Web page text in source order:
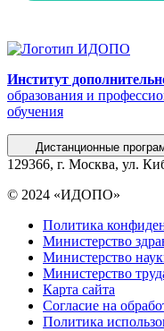
Институт
образования и
обучения
Дистанционные
129366, г. Москва, ул.
© 2024 «ИДОПО»
Политика
Министерство
Министерство
Министерство
Карта сайта
Согласие на
Политика